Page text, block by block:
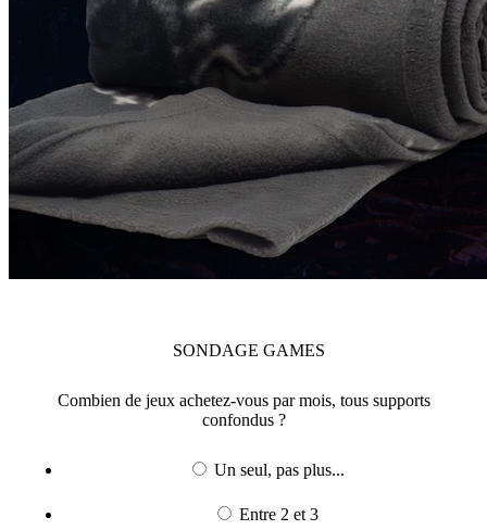
SONDAGE GAMES
Combien de jeux achetez-vous par mois, tous supports
confondus ?
Un seul, pas plus...
Entre 2 et 3